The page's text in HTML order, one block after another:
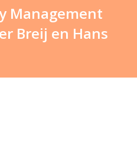
Management
Breij en Hans